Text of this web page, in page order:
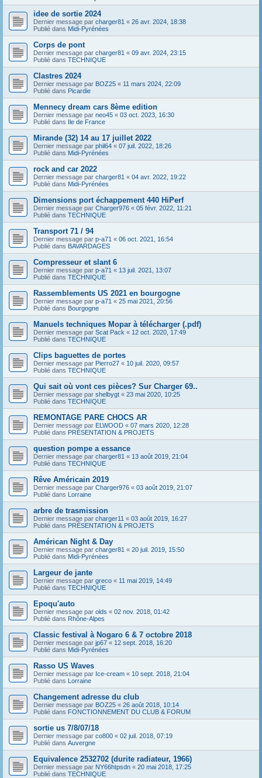
idee de sortie 2024
Dernier message par charger81 « 26 avr. 2024, 18:38
Publié dans Midi-Pyrénées
Corps de pont
Dernier message par charger81 « 09 avr. 2024, 23:15
Publié dans TECHNIQUE
Clastres 2024
Dernier message par BOZ25 « 11 mars 2024, 22:09
Publié dans Picardie
Mennecy dream cars 8ème edition
Dernier message par neo45 « 03 oct. 2023, 16:30
Publié dans Ile de France
Mirande (32) 14 au 17 juillet 2022
Dernier message par phil64 « 07 juil. 2022, 18:26
Publié dans Midi-Pyrénées
rock and car 2022
Dernier message par charger81 « 04 avr. 2022, 19:22
Publié dans Midi-Pyrénées
Dimensions port échappement 440 HiPerf
Dernier message par Charger976 « 05 févr. 2022, 11:21
Publié dans TECHNIQUE
Transport 71 / 94
Dernier message par p-a71 « 06 oct. 2021, 16:54
Publié dans BAVARDAGES
Compresseur et slant 6
Dernier message par p-a71 « 13 juil. 2021, 13:07
Publié dans TECHNIQUE
Rassemblements US 2021 en bourgogne
Dernier message par p-a71 « 25 mai 2021, 20:56
Publié dans Bourgogne
Manuels techniques Mopar à télécharger (.pdf)
Dernier message par Scat Pack « 12 oct. 2020, 17:49
Publié dans TECHNIQUE
Clips baguettes de portes
Dernier message par Pierro27 « 10 juil. 2020, 09:57
Publié dans TECHNIQUE
Qui sait où vont ces pièces? Sur Charger 69..
Dernier message par shelbygt « 23 mai 2020, 10:25
Publié dans TECHNIQUE
REMONTAGE PARE CHOCS AR
Dernier message par ELWOOD « 07 mars 2020, 12:28
Publié dans PRÉSENTATION & PROJETS
question pompe a essance
Dernier message par charger81 « 13 août 2019, 21:04
Publié dans TECHNIQUE
Rêve Américain 2019
Dernier message par Charger976 « 03 août 2019, 21:07
Publié dans Lorraine
arbre de trasmission
Dernier message par charger11 « 03 août 2019, 16:27
Publié dans PRÉSENTATION & PROJETS
Américan Night & Day
Dernier message par charger81 « 20 juil. 2019, 15:50
Publié dans Midi-Pyrénées
Largeur de jante
Dernier message par greco « 11 mai 2019, 14:49
Publié dans TECHNIQUE
Epoqu'auto
Dernier message par olds « 02 nov. 2018, 01:42
Publié dans Rhône-Alpes
Classic festival à Nogaro 6 & 7 octobre 2018
Dernier message par jp67 « 12 sept. 2018, 16:20
Publié dans Midi-Pyrénées
Rasso US Waves
Dernier message par Ice-cream « 10 sept. 2018, 21:04
Publié dans Lorraine
Changement adresse du club
Dernier message par BOZ25 « 26 août 2018, 10:14
Publié dans FONCTIONNEMENT DU CLUB & FORUM
sortie us 7/8/07/18
Dernier message par co800 « 02 juil. 2018, 07:19
Publié dans Auvergne
Equivalence 2532702 (durite radiateur, 1966)
Dernier message par NY66htpsdn « 20 mai 2018, 17:25
Publié dans TECHNIQUE